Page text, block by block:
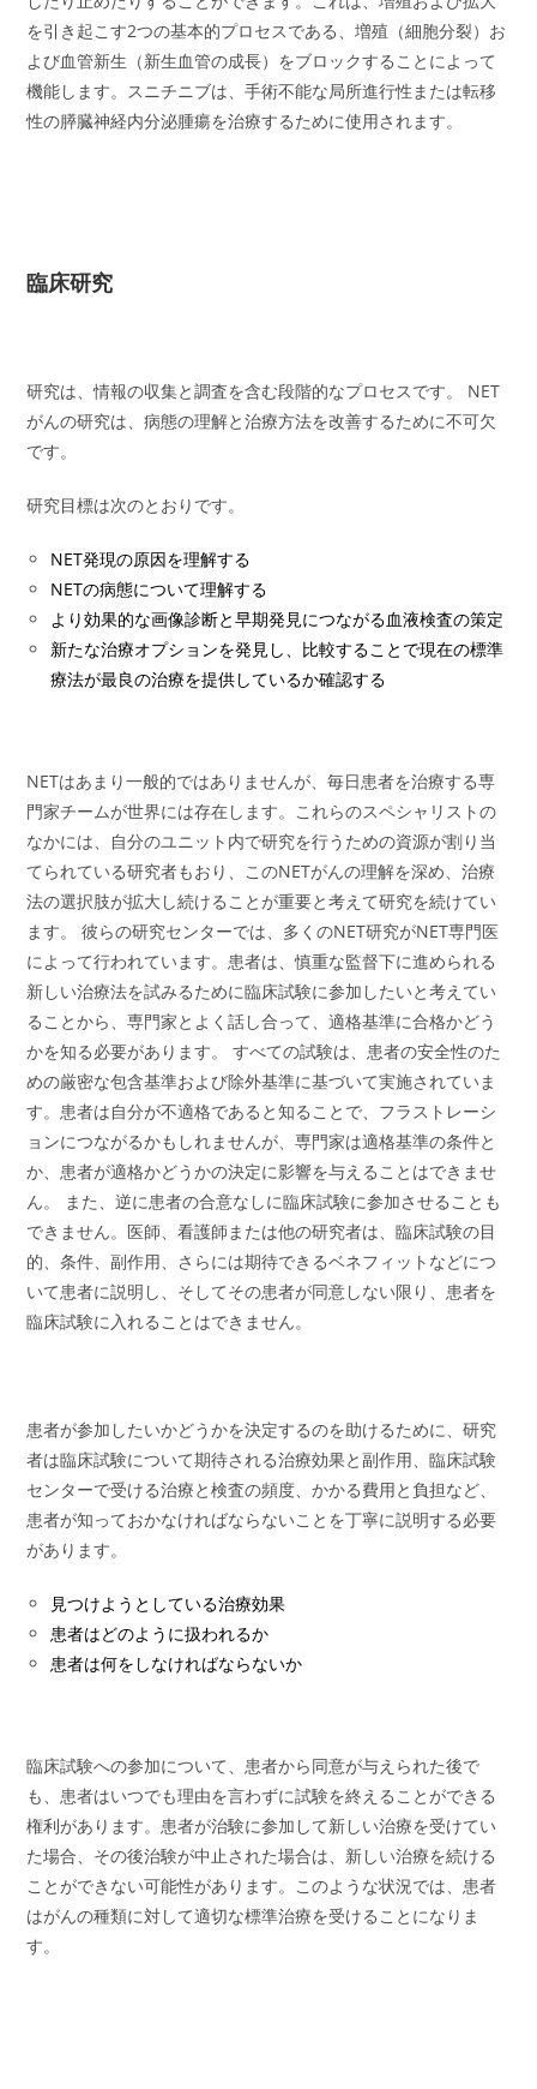
を引き起こす2つの基本的プロセスである、増殖（細胞分裂）お
よび血管新生（新生血管の成長）をブロックすることによって
機能します。スニチニブは、手術不能な局所進行性または転移
性の膵臓神経内分泌腫瘍を治療するために使用されます。
臨床研究
研究は、情報の収集と調査を含む段階的なプロセスです。 NET
がんの研究は、病態の理解と治療方法を改善するために不可欠
です。
研究目標は次のとおりです。
NET発現の原因を理解する
NETの病態について理解する
より効果的な画像診断と早期発見につながる血液検査の策定
新たな治療オプションを発見し、比較することで現在の標準
療法が最良の治療を提供しているか確認する
NETはあまり一般的ではありませんが、毎日患者を治療する専
門家チームが世界には存在します。これらのスペシャリストの
なかには、自分のユニット内で研究を行うための資源が割り当
てられている研究者もおり、このNETがんの理解を深め、治療
法の選択肢が拡大し続けることが重要と考えて研究を続けてい
ます。 彼らの研究センターでは、多くのNET研究がNET専門医
によって行われています。患者は、慎重な監督下に進められる
新しい治療法を試みるために臨床試験に参加したいと考えてい
ることから、専門家とよく話し合って、適格基準に合格かどう
かを知る必要があります。 すべての試験は、患者の安全性のた
めの厳密な包含基準および除外基準に基づいて実施されていま
す。患者は自分が不適格であると知ることで、フラストレーシ
ョンにつながるかもしれませんが、専門家は適格基準の条件と
か、患者が適格かどうかの決定に影響を与えることはできませ
ん。 また、逆に患者の合意なしに臨床試験に参加させることも
できません。医師、看護師または他の研究者は、臨床試験の目
的、条件、副作用、さらには期待できるベネフィットなどにつ
いて患者に説明し、そしてその患者が同意しない限り、患者を
臨床試験に入れることはできません。
患者が参加したいかどうかを決定するのを助けるために、研究
者は臨床試験について期待される治療効果と副作用、臨床試験
センターで受ける治療と検査の頻度、かかる費用と負担など、
患者が知っておかなければならないことを丁寧に説明する必要
があります。
見つけようとしている治療効果
患者はどのように扱われるか
患者は何をしなければならないか
臨床試験への参加について、患者から同意が与えられた後で
も、患者はいつでも理由を言わずに試験を終えることができる
権利があります。患者が治験に参加して新しい治療を受けてい
た場合、その後治験が中止された場合は、新しい治療を続ける
ことができない可能性があります。このような状況では、患者
はがんの種類に対して適切な標準治療を受けることになりま
す。